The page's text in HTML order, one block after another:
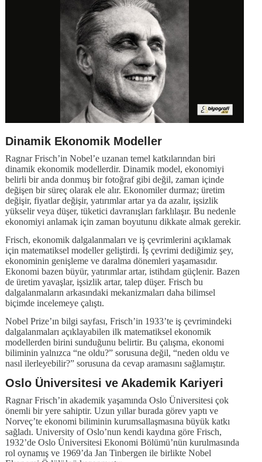
Dinamik Ekonomik Modeller
Ragnar Frisch’in Nobel’e uzanan temel katkılarından biri
dinamik ekonomik modellerdir. Dinamik model, ekonomiyi
belirli bir anda donmuş bir fotoğraf gibi değil, zaman içinde
değişen bir süreç olarak ele alır. Ekonomiler durmaz; üretim
değişir, fiyatlar değişir, yatırımlar artar ya da azalır, işsizlik
yükselir veya düşer, tüketici davranışları farklılaşır. Bu nedenle
ekonomiyi anlamak için zaman boyutunu dikkate almak gerekir.
Frisch, ekonomik dalgalanmaları ve iş çevrimlerini açıklamak
için matematiksel modeller geliştirdi. İş çevrimi dediğimiz şey,
ekonominin genişleme ve daralma dönemleri yaşamasıdır.
Ekonomi bazen büyür, yatırımlar artar, istihdam güçlenir. Bazen
de üretim yavaşlar, işsizlik artar, talep düşer. Frisch bu
dalgalanmaların arkasındaki mekanizmaları daha bilimsel
biçimde incelemeye çalıştı.
Nobel Prize’ın bilgi sayfası, Frisch’in 1933’te iş çevrimindeki
dalgalanmaları açıklayabilen ilk matematiksel ekonomik
modellerden birini sunduğunu belirtir. Bu çalışma, ekonomi
biliminin yalnızca “ne oldu?” sorusuna değil, “neden oldu ve
nasıl ilerleyebilir?” sorusuna da cevap aramasını sağlamıştır.
Oslo Üniversitesi ve Akademik Kariyeri
Ragnar Frisch’in akademik yaşamında Oslo Üniversitesi çok
önemli bir yere sahiptir. Uzun yıllar burada görev yaptı ve
Norveç’te ekonomi biliminin kurumsallaşmasına büyük katkı
sağladı. University of Oslo’nun kendi kaydına göre Frisch,
1932’de Oslo Üniversitesi Ekonomi Bölümü’nün kurulmasında
rol oynamış ve 1969’da Jan Tinbergen ile birlikte Nobel